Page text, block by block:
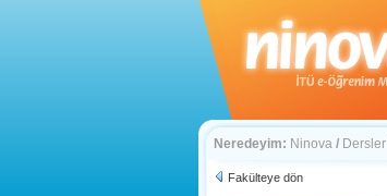
Neredeyim: Ninova / Dersler
Fakülteye dön